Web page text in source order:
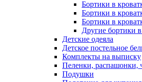
Бортики в
Бортики в
Бортики в
Другие бортики
Детские одеяла
Детское постельное
Комплекты на выписку
Пеленки, распашонки,
Подушки